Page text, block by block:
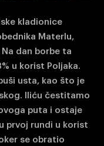
kladionice
Materlu,
Na dan borbe ta
u korist Poljaka.
usta, kao što je
Iliću čestitamo
puta i ostaje
prvoj rundi u korist
se obratio